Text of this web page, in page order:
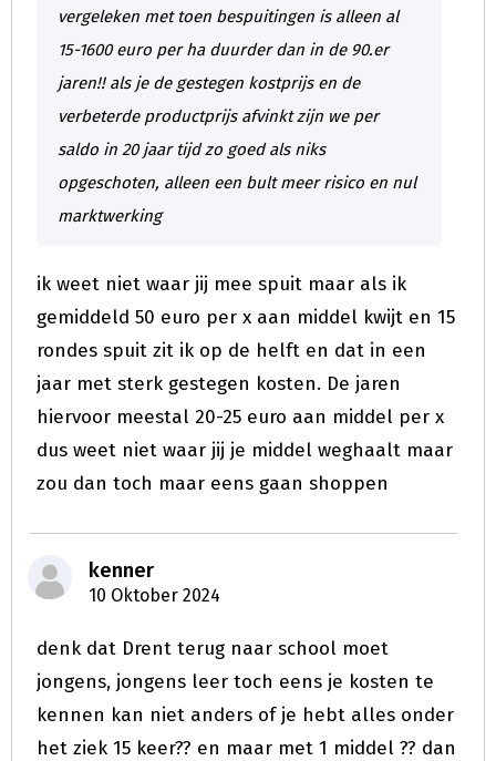
vergeleken met toen bespuitingen is alleen al
15-1600 euro per ha duurder dan in de 90.er
jaren!! als je de gestegen kostprijs en de
verbeterde productprijs afvinkt zijn we per
saldo in 20 jaar tijd zo goed als niks
opgeschoten, alleen een bult meer risico en nul
marktwerking
ik weet niet waar jij mee spuit maar als ik
gemiddeld 50 euro per x aan middel kwijt en 15
rondes spuit zit ik op de helft en dat in een
jaar met sterk gestegen kosten. De jaren
hiervoor meestal 20-25 euro aan middel per x
dus weet niet waar jij je middel weghaalt maar
zou dan toch maar eens gaan shoppen
kenner
10 Oktober 2024
denk dat Drent terug naar school moet
jongens, jongens leer toch eens je kosten te
kennen kan niet anders of je hebt alles onder
het ziek 15 keer?? en maar met 1 middel ?? dan